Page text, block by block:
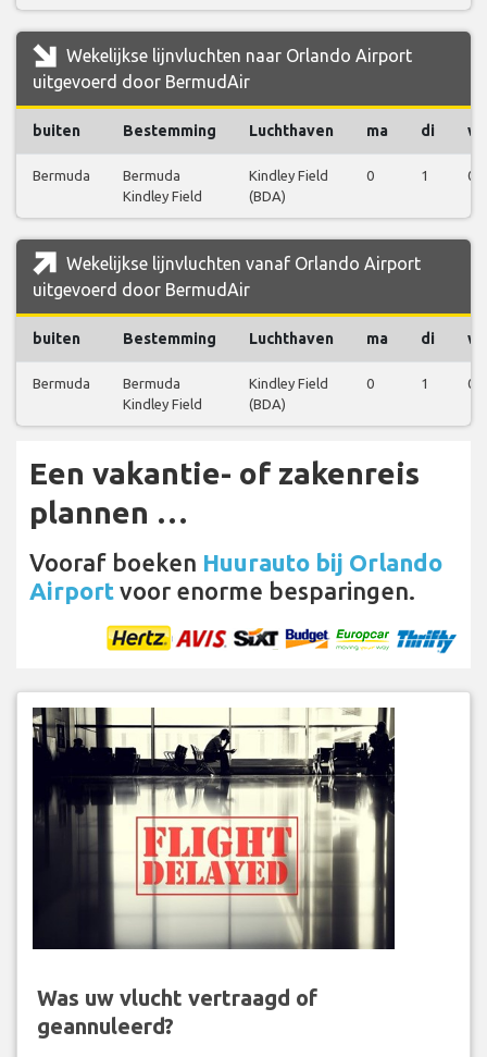
Wekelijkse lijnvluchten naar Orlando Airport
uitgevoerd door BermudAir
buiten Bestemming Luchthaven ma di
Bermuda
Bermuda
Kindley Field
Kindley Field
(BDA)
0 1 0
Wekelijkse lijnvluchten vanaf Orlando Airport
uitgevoerd door BermudAir
buiten Bestemming Luchthaven ma di
Bermuda
Bermuda
Kindley Field
Kindley Field
(BDA)
0 1 0
Een vakantie- of zakenreis
plannen …
Vooraf boeken Huurauto bij Orlando
Airport voor enorme besparingen.
Was uw vlucht vertraagd of
geannuleerd?